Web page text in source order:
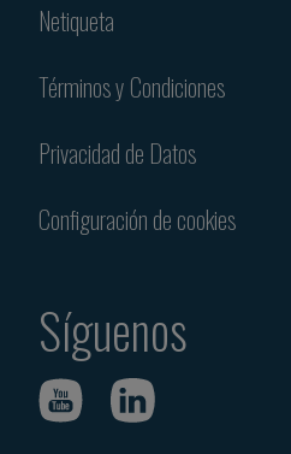
Netiqueta
Términos y Condiciones
Privacidad de Datos
Configuración de cookies
Síguenos